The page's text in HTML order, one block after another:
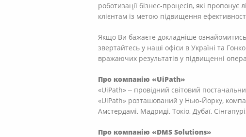
роботизації бізнес-процесів, які
клієнтам із метою підвищення
Якщо Ви бажаєте докладніше ознайомитись
звертайтесь у наші офіси в Україні та
вражаючих результатів у підвищенні
Про компанію «UiPath»
«UiPath» ‒ провідний світовий
«UiPath» розташований у Нью-Йорку,
Амстердамі, Мадриді, Токіо, Дубаї,
Про компанію «DMS Solutions»